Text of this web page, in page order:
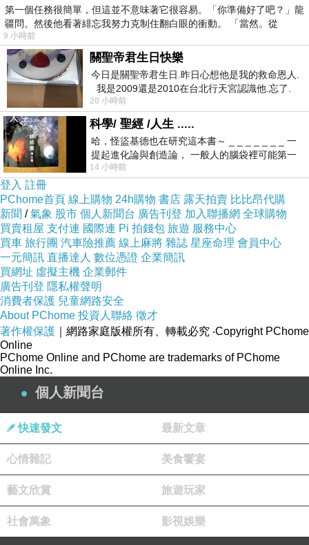
替未來加油..
不是計劃很遠..但我認清了方向..踏實地在走每一
步路..
是真的釋懷了...
分享
2009-03-28 11:26:54
心靈的煩惱(youtube影片)
http://video.yahoo.com/watch/3482837/9688661
芋頭~麻麻*
2008-06-23 15:02:18
看你們講CD4..>&quot<
突然忘記我ㄉ自己是多少ㄌ?
版主回應
能忘記也很好阿..
最好把自己生病的事也能忘光光...
可是有點難耶...
第一個任務很簡單，但這並不意味著它很容易。「你準備好了吧？」龍
疆問。然後他看著緋忘我努力克制住翻白眼的衝動。 「當然。從
9 小時前
關聖帝君生日快樂
今日是關聖帝君生日.昨日心想他是我的救命恩人.
我是2009還是2010在台北行天宮認識他.忘了.
一個奇摩交友的網友學
20 小時前
科學/ 聖經 /人生 .....
哈，怪盜基德也在研究這本書～ _ _ _ _ _ _ _ 一
提起進化論與創造論， 一般人的腦袋裡可能第一
時間就有「 進化論很科
14 小時前
登入 註冊
PChome首頁 線上購物 24h購物 書店 露天拍賣 比比昂代購
新聞 /氣象 股市 個人新聞台 廣告刊登 加入聯播網 全球購物
買賣租屋 支付連 國際連 Pi 拍錢包 旅遊 服務中心
買車 旅行團 汽車險推薦 線上麻將 雜誌 星座命理 會員中心
一元簡訊 直播達人 數位憑證 企業簡訊
買網址 虛擬主機 企業郵件
廣告刊登 隱私權聲明
消費者保護 兒童網路安全
About PChome 投資人聯絡 徵才
著作權保護 ｜網路家庭版權所有、轉載必究 ‧Copyright PChome
Online
PChome Online and PChome are trademarks of PChome
Online Inc.
個人新聞台
快速發文 最新文章
心情雜記 美食饗宴
藝文欣賞 旅遊玩家
社會萬象 影視娛樂